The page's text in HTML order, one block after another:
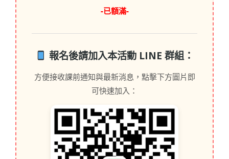
-已額滿-
報名後請加入本活動 LINE 群組：
方便接收課前通知與最新消息，點擊下方圖片即
可快速加入：